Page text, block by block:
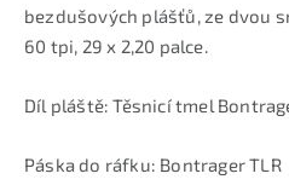
bezdušových plášťů, ze dvou
60 tpi, 29 x 2,20 palce.
Díl pláště: Těsnicí tmel
Páska do ráfku: Bontrager TLR